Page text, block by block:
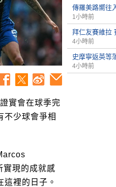
實會在球季完
不少球會爭相
實現的成就感
這裡的日子。
傳羅美路嚮往
1小時前
拜仁友賽維拉
4小時前
史摩寧返英等
4小時前